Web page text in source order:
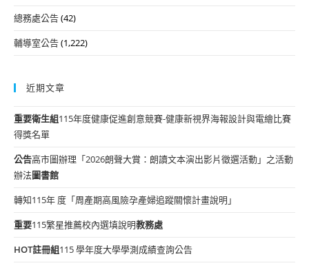
總務處公告(42)
輔導室公告(1,222)
近期文章
重要衛生組115年度健康促進創意競賽-健康新視界海報設計與電繪比賽
得獎名單
公告高市圖辦理「2026朗聲大賞：朗讀文本演出影片徵選活動」之活動
辦法圖書館
轉知115年 度「周產期高風險孕產婦追蹤關懷計畫說明」
重要115繁星推薦校內選填說明教務處
HOT註冊組115 學年度大學學測成績查詢公告